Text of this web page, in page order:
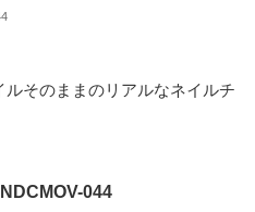
そのままのリアルなネイルチ
044